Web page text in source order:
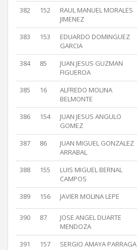
382 152
RAUL MANUEL MORALES
JIMENEZ
383 153
EDUARDO DOMINGUEZ
GARCIA
384 85
JUAN JESUS GUZMAN
FIGUEROA
385 16
ALFREDO MOLINA
BELMONTE
386 154
JUAN JESUS ANGULO
GOMEZ
387 86
JUAN MIGUEL GONZALEZ
ARRABAL
388 155
LUIS MIGUEL BERNAL
CAMPOS
389 156 JAVIER MOLINA LEPE
390 87
JOSE ANGEL DUARTE
MENDOZA
391 157 SERGIO AMAYA PARRAGA